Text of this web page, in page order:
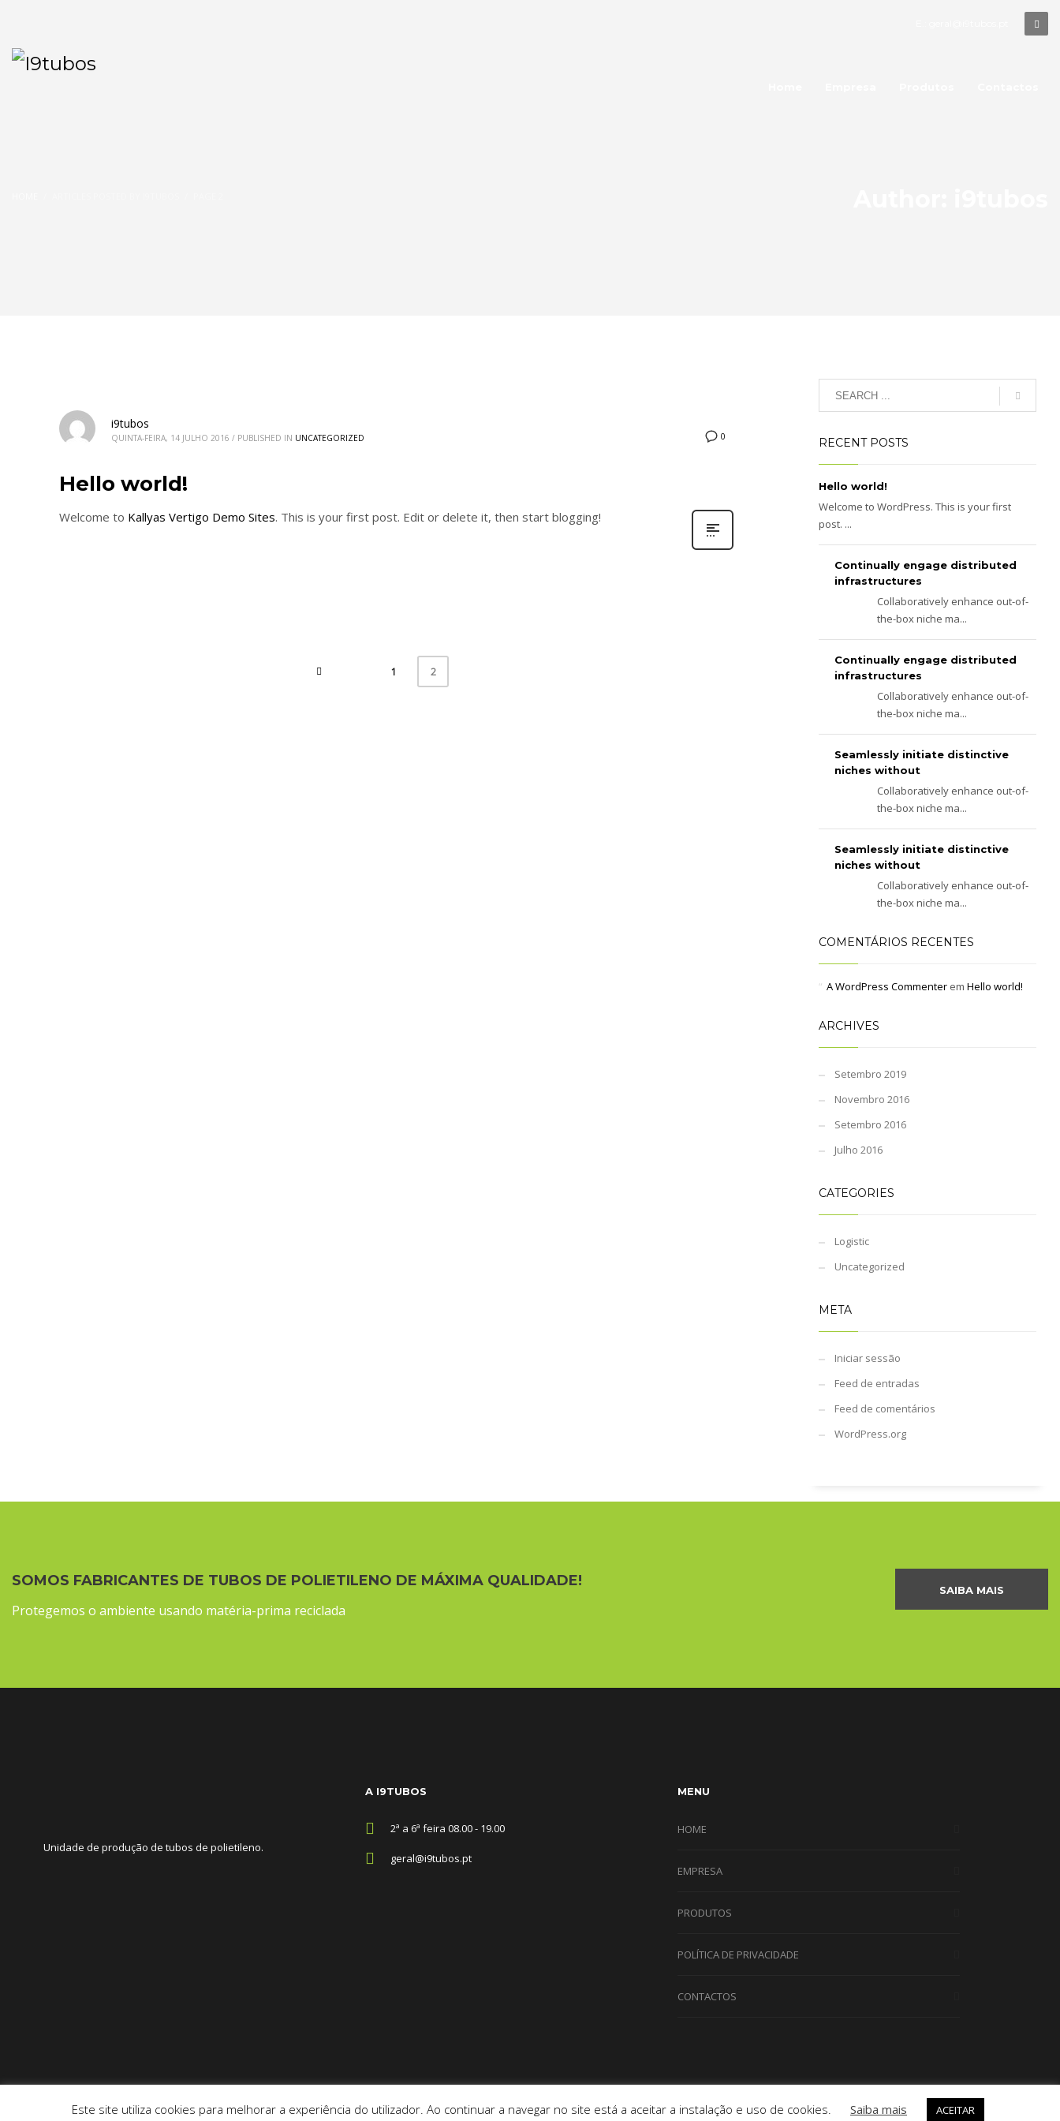
0
i9tubos
QUINTA-FEIRA, 14 JULHO 2016 / PUBLISHED IN UNCATEGORIZED
Hello world!
Welcome to Kallyas Vertigo Demo Sites. This is your first post. Edit or delete it, then start blogging!
1 2
RECENT POSTS
Hello world!
Welcome to WordPress. This is your first
post. ...
Continually engage distributed
infrastructures
Collaboratively enhance out-of-
the-box niche ma...
Continually engage distributed
infrastructures
Collaboratively enhance out-of-
the-box niche ma...
Seamlessly initiate distinctive
niches without
Collaboratively enhance out-of-
the-box niche ma...
Seamlessly initiate distinctive
niches without
Collaboratively enhance out-of-
the-box niche ma...
COMENTÁRIOS RECENTES
A WordPress Commenter em Hello world!
ARCHIVES
Setembro 2019
Novembro 2016
Setembro 2016
Julho 2016
CATEGORIES
Logistic
Uncategorized
META
Iniciar sessão
Feed de entradas
Feed de comentários
WordPress.org
SOMOS FABRICANTES DE TUBOS DE POLIETILENO DE MÁXIMA QUALIDADE!
Protegemos o ambiente usando matéria-prima reciclada
SAIBA MAIS
Unidade de produção de tubos de polietileno.
A I9TUBOS
2ª a 6ª feira 08.00 - 19.00
geral@i9tubos.pt
MENU
HOME
EMPRESA
PRODUTOS
POLÍTICA DE PRIVACIDADE
CONTACTOS
Este site utiliza cookies para melhorar a experiência do utilizador. Ao continuar a navegar no site está a aceitar a instalação e uso de cookies. Saiba mais ACEITAR